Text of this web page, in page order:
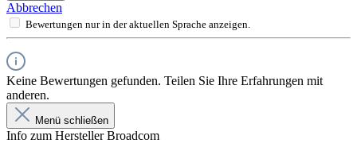
Abbrechen
Bewertungen nur in der aktuellen Sprache anzeigen.
Keine Bewertungen gefunden. Teilen Sie Ihre Erfahrungen mit
anderen.
Menü schließen
Info zum Hersteller Broadcom